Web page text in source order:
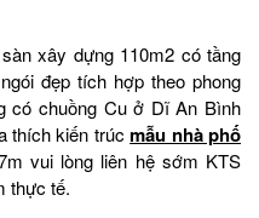
xây dựng 110m2 có tầng
đẹp tích hợp theo phong
có chuồng Cu ở Dĩ An Bình
thích kiến trúcmẫu nhà phố
vui lòng liên hệ sớm KTS
thực tế.